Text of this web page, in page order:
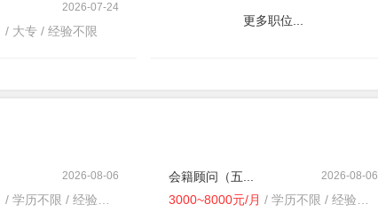
2026-07-24
/ 大专 / 经验不限
更多职位...
2026-08-06
/ 学历不限 / 经验不限
2026-08-06
会籍顾问（五...
3000~8000元/月 / 学历不限 / 经验不限